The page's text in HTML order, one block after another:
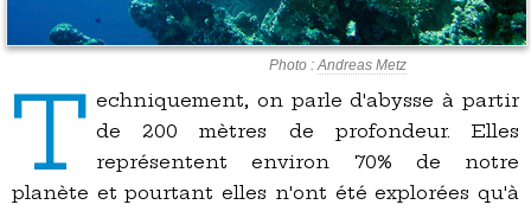
Photo :Andreas Metz
T echniquement, on parle d'abysse à partir
de 200 mètres de profondeur. Elles
représentent environ 70% de notre
planète et pourtant elles n'ont été explorées qu'à